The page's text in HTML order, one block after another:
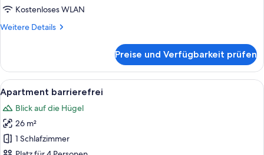
Kostenloses WLAN
Weitere Details
Weitere
mit
Infrarotkabine
Preise und Verfügbarkeit prüfen
Alle
Fotos
für
Apartment
barrierefrei
Ein modernes Hotelzimmer mit
6
Apartment barrierefrei
Blick auf die Hügel
26 m²
1 Schlafzimmer